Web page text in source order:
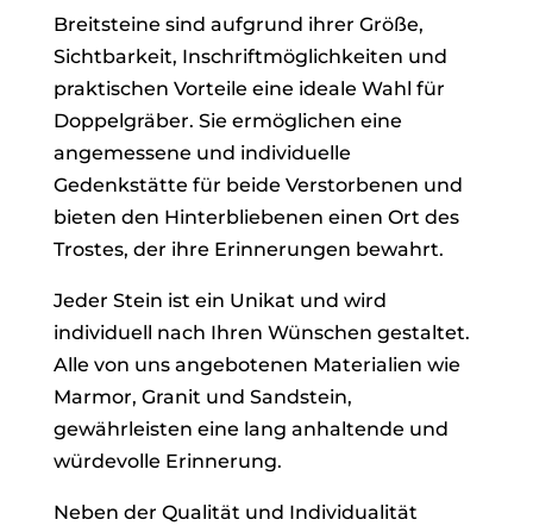
cm
Menge
Breitsteine sind aufgrund ihrer Größe,
Sichtbarkeit, Inschriftmöglichkeiten und
praktischen Vorteile eine ideale Wahl für
Doppelgräber. Sie ermöglichen eine
angemessene und individuelle
Gedenkstätte für beide Verstorbenen und
bieten den Hinterbliebenen einen Ort des
Trostes, der ihre Erinnerungen bewahrt.
Jeder Stein ist ein Unikat und wird
individuell nach Ihren Wünschen gestaltet.
Alle von uns angebotenen Materialien wie
Marmor, Granit und Sandstein,
gewährleisten eine lang anhaltende und
würdevolle Erinnerung.
Neben der Qualität und Individualität